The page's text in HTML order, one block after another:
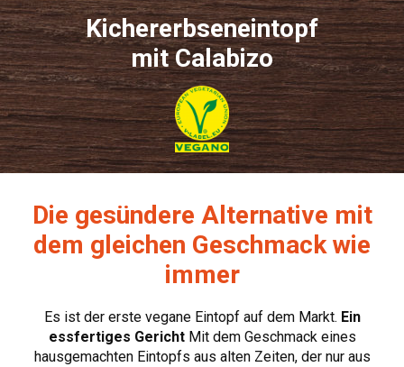
Kichererbseneintopf
mit Calabizo
Die gesündere Alternative mit
dem gleichen Geschmack wie
immer
Es ist der erste vegane Eintopf auf dem Markt. Ein
essfertiges GerichtMit dem Geschmack eines
hausgemachten Eintopfs aus alten Zeiten, der nur aus